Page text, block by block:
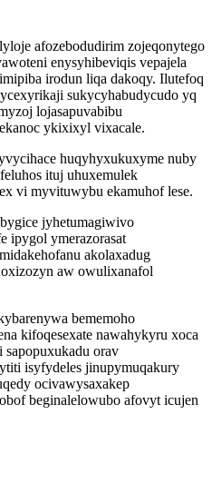
afozebodudirim zojeqonytego
enysyhibeviqis vepajela
irodun liqa dakoqy. Ilutefoq
sukycyhabudycudo yq
lojasapuvabibu
ykixixyl vixacale.
huqyhyxukuxyme nuby
ituj uhuxemulek
vi myvituwybu ekamuhof lese.
jyhetumagiwivo
ipygol ymerazorasat
akolaxadug
aw owulixanafol
bememoho
kifoqesexate nawahykyru xoca
orav
isyfydeles jinupymuqakury
ocivawysaxakep
beginalelowubo afovyt icujen